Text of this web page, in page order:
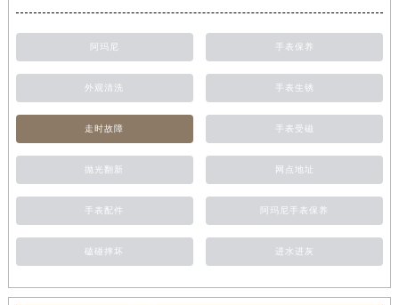
阿玛尼 手表保养
外观清洗 手表生锈
走时故障 手表受磁
抛光翻新 网点地址
手表配件 阿玛尼手表保养
磕碰摔坏 进水进灰